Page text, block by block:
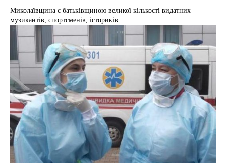
Миколаївщина є батьківщиною великої кількості видатних
музикантів, спортсменів, істориків...